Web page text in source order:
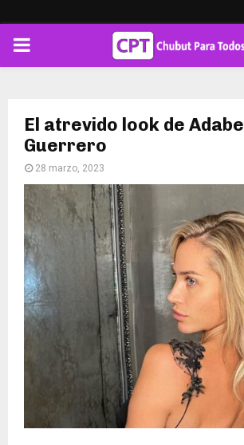
PRIMARY
El atrevido look de Adabel
Guerrero
28 marzo, 2023